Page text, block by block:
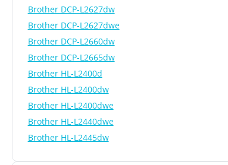
Brother DCP-L2627dw
Brother DCP-L2627dwe
Brother DCP-L2660dw
Brother DCP-L2665dw
Brother HL-L2400d
Brother HL-L2400dw
Brother HL-L2400dwe
Brother HL-L2440dwe
Brother HL-L2445dw